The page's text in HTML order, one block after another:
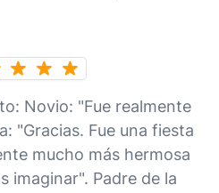
Novio: "Fue realmente
"Gracias. Fue una fiesta
mucho más hermosa
imaginar". Padre de la